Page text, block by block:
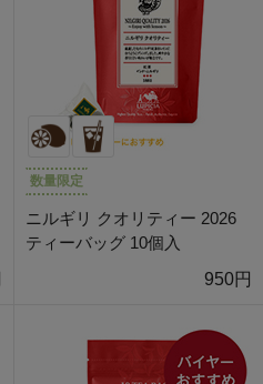
数量限定
ニルギリ クオリティー 2026
ティーバッグ 10個入
950円